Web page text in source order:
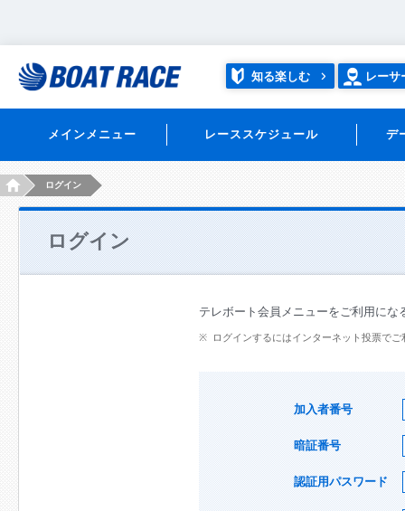
知る楽しむ レーサ
メインメニュー レーススケジュール デ
HOMEログイン
ログイン
テレボート会員メニューをご利用にな
ログインするにはインターネット投票で
加入者番号
暗証番号
認証用パスワード